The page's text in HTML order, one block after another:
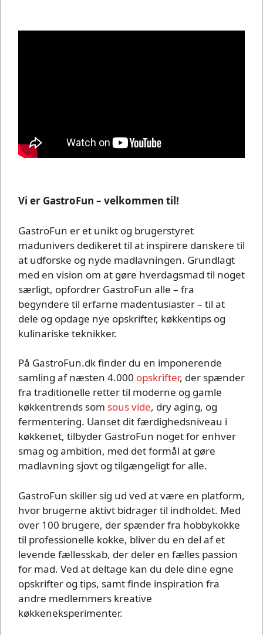
Vi er GastroFun – velkommen til!
GastroFun er et unikt og brugerstyret
madunivers dedikeret til at inspirere danskere til
at udforske og nyde madlavningen. Grundlagt
med en vision om at gøre hverdagsmad til noget
særligt, opfordrer GastroFun alle – fra
begyndere til erfarne madentusiaster – til at
dele og opdage nye opskrifter, køkkentips og
kulinariske teknikker.
På GastroFun.dk finder du en imponerende
samling af næsten 4.000 opskrifter, der spænder
fra traditionelle retter til moderne og gamle
køkkentrends som sous vide, dry aging, og
fermentering. Uanset dit færdighedsniveau i
køkkenet, tilbyder GastroFun noget for enhver
smag og ambition, med det formål at gøre
madlavning sjovt og tilgængeligt for alle.
GastroFun skiller sig ud ved at være en platform,
hvor brugerne aktivt bidrager til indholdet. Med
over 100 brugere, der spænder fra hobbykokke
til professionelle kokke, bliver du en del af et
levende fællesskab, der deler en fælles passion
for mad. Ved at deltage kan du dele dine egne
opskrifter og tips, samt finde inspiration fra
andre medlemmers kreative
køkkeneksperimenter.